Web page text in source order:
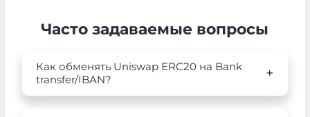
Часто задаваемые вопросы
Как обменять Uniswap ERC20 на Bank
transfer/IBAN?